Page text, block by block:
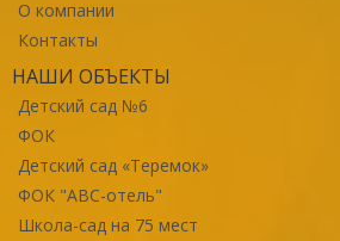
О компании
Контакты
НАШИ ОБЪЕКТЫ
Детский сад №6
ФОК
Детский сад «Теремок»
ФОК "ABC-отель"
Школа-сад на 75 мест